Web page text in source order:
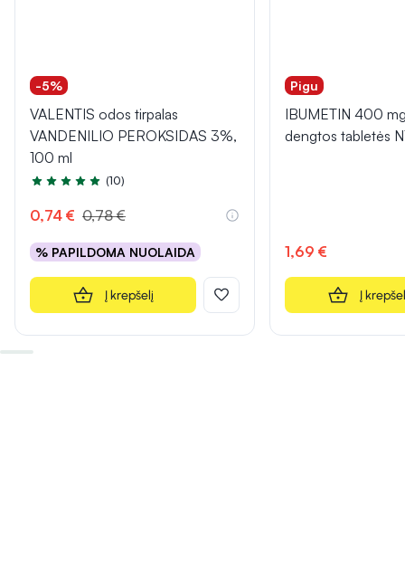
-5%
VALENTIS odos tirpalas
VANDENILIO PEROKSIDAS 3%,
100 ml
Įvertinimas 4.7 iš 5
(10)
0,74 € 0,78 €
% PAPILDOMA NUOLAIDA
Į krepšelį
Pigu
IBUMETIN 400
dengtos tabletės
1,69 €
Į